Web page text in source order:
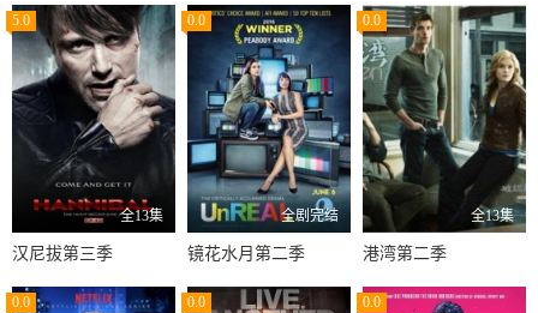
5.0
全13集
汉尼拔第三季
0.0
全剧完结
镜花水月第二季
0.0
全13集
港湾第二季
0.0 0.0 0.0